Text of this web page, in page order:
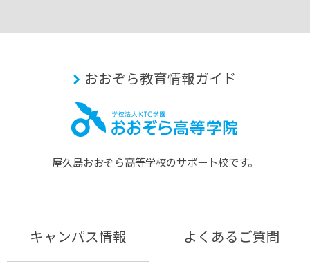
おおぞら教育情報ガイド
屋久島おおぞら⾼等学校のサポート校です。
キャンパス情報 よくあるご質問